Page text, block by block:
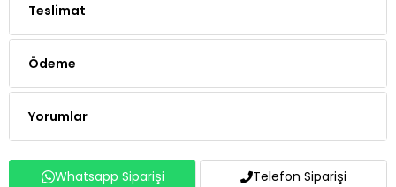
Teslimat
Ödeme
Yorumlar
Whatsapp Siparişi Telefon Siparişi